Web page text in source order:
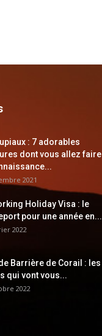
: 7 adorables
dont vous allez faire
2021
Holiday Visa : le
pour une année en...
2022
Barrière de Corail : les
qui vont vous...
2022